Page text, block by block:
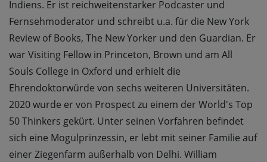
Indiens. Er ist reichweitenstarker Podcaster und
Fernsehmoderator und schreibt u.a. für die New York
Review of Books, The New Yorker und den Guardian. Er
war Visiting Fellow in Princeton, Brown und am All
Souls College in Oxford und erhielt die
Ehrendoktorwürde von sechs weiteren Universitäten.
2020 wurde er von Prospect zu einem der World's Top
50 Thinkers gekürt. Unter seinen Vorfahren befindet
sich eine Mogulprinzessin, er lebt mit seiner Familie auf
einer Ziegenfarm außerhalb von Delhi. William